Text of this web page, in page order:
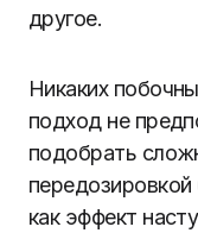
другое.
Никаких
подход не
подобрать
как эффект